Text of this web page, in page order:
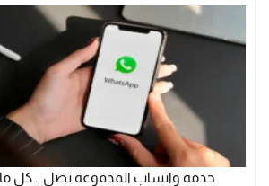
خدمة واتساب المدفوعة تصل .. كل ما